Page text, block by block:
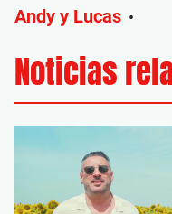
Andy y Lucas •
Noticias